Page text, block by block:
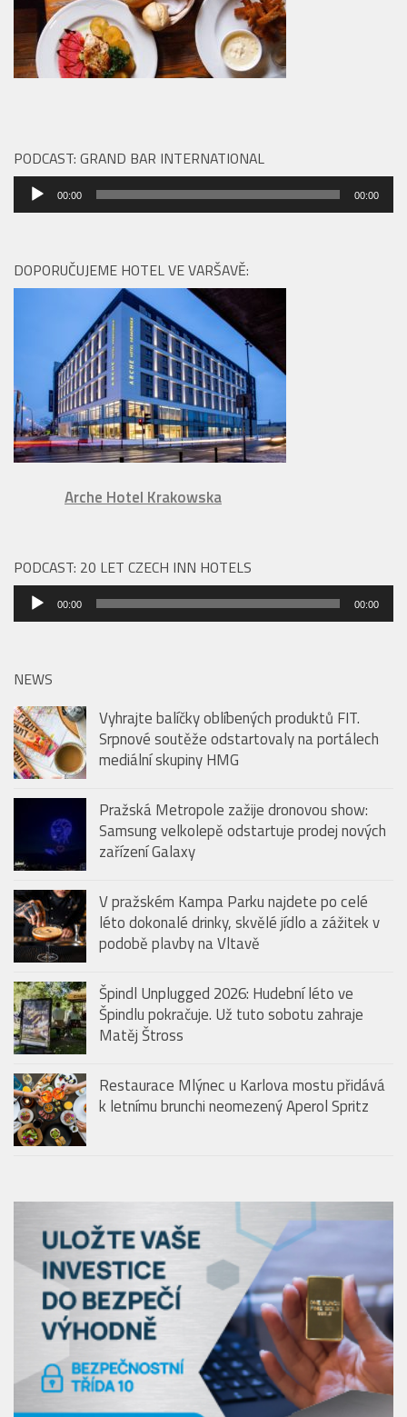
PODCAST: GRAND BAR INTERNATIONAL
Audio
přehrávač
00:00 00:00
DOPORUČUJEME HOTEL VE VARŠAVĚ:
Arche Hotel Krakowska
PODCAST: 20 LET CZECH INN HOTELS
Audio
přehrávač
00:00 00:00
NEWS
Vyhrajte balíčky oblíbených produktů FIT.
Srpnové soutěže odstartovaly na portálech
mediální skupiny HMG
Pražská Metropole zažije dronovou show:
Samsung velkolepě odstartuje prodej nových
zařízení Galaxy
V pražském Kampa Parku najdete po celé
léto dokonalé drinky, skvělé jídlo a zážitek v
podobě plavby na Vltavě
Špindl Unplugged 2026: Hudební léto ve
Špindlu pokračuje. Už tuto sobotu zahraje
Matěj Štross
Restaurace Mlýnec u Karlova mostu přidává
k letnímu brunchi neomezený Aperol Spritz